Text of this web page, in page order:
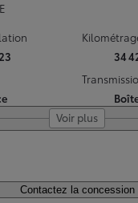
34
Voir plus
Contactez la concession